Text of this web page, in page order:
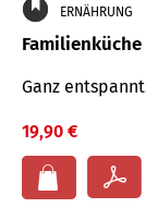
ERNÄHRUNG
Familienküche
Ganz
19,90 €